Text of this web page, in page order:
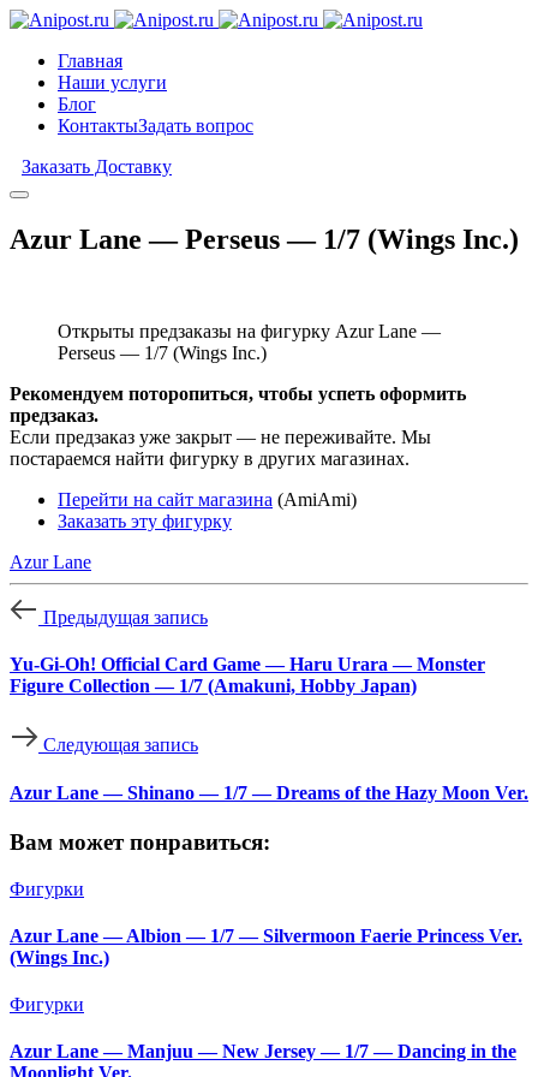
Главная
Наши услуги
Блог
КонтактыЗадать вопрос
Заказать Доставку
Azur Lane — Perseus — 1/7 (Wings Inc.)
Открыты предзаказы на фигурку Azur Lane —
Perseus — 1/7 (Wings Inc.)
Рекомендуем поторопиться, чтобы успеть оформить
предзаказ.
Если предзаказ уже закрыт — не переживайте. Мы
постараемся найти фигурку в других магазинах.
Перейти на сайт магазина (AmiAmi)
Заказать эту фигурку
Azur Lane
Предыдущая запись
Yu-Gi-Oh! Official Card Game — Haru Urara — Monster
Figure Collection — 1/7 (Amakuni, Hobby Japan)
Следующая запись
Azur Lane — Shinano — 1/7 — Dreams of the Hazy Moon Ver.
Вам может понравиться:
Фигурки
Azur Lane — Albion — 1/7 — Silvermoon Faerie Princess Ver.
(Wings Inc.)
Фигурки
Azur Lane — Manjuu — New Jersey — 1/7 — Dancing in the